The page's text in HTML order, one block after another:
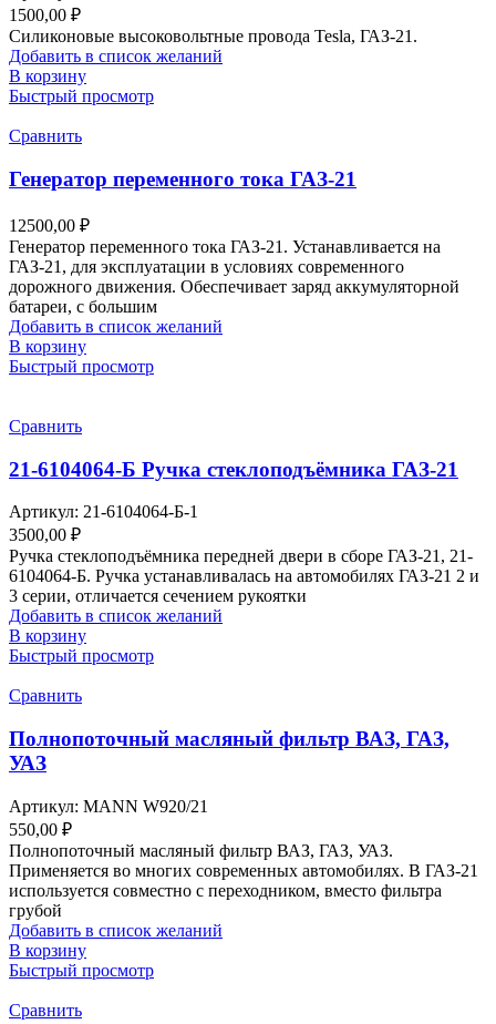
1500,00 ₽
Силиконовые высоковольтные провода Tesla, ГАЗ-21.
Добавить в список желаний
В корзину
Быстрый просмотр
Сравнить
Генератор переменного тока ГАЗ-21
12500,00 ₽
Генератор переменного тока ГАЗ-21. Устанавливается на
ГАЗ-21, для эксплуатации в условиях современного
дорожного движения. Обеспечивает заряд аккумуляторной
батареи, с большим
Добавить в список желаний
В корзину
Быстрый просмотр
Сравнить
21-6104064-Б Ручка стеклоподъёмника ГАЗ-21
Артикул: 21-6104064-Б-1
3500,00 ₽
Ручка стеклоподъёмника передней двери в сборе ГАЗ-21, 21-
6104064-Б. Ручка устанавливалась на автомобилях ГАЗ-21 2 и
3 серии, отличается сечением рукоятки
Добавить в список желаний
В корзину
Быстрый просмотр
Сравнить
Полнопоточный масляный фильтр ВАЗ, ГАЗ,
УАЗ
Артикул: MANN W920/21
550,00 ₽
Полнопоточный масляный фильтр ВАЗ, ГАЗ, УАЗ.
Применяется во многих современных автомобилях. В ГАЗ-21
используется совместно с переходником, вместо фильтра
грубой
Добавить в список желаний
В корзину
Быстрый просмотр
Сравнить